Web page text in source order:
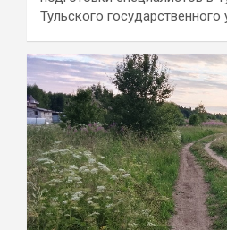
Тульского